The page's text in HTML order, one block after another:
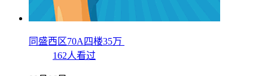
同盛西区70A四楼35万
162人看过